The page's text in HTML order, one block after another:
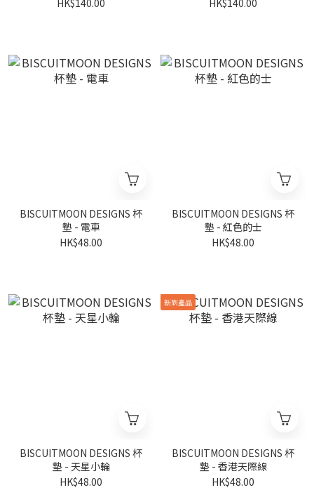
HK$140.00
HK$140.00
BISCUITMOON DESIGNS 杯
墊 - 電車
HK$48.00
BISCUITMOON DESIGNS 杯
墊 - 紅色的士
HK$48.00
BISCUITMOON DESIGNS 杯
墊 - 天星小輪
HK$48.00
新到產品
BISCUITMOON DESIGNS 杯
墊 - 香港天際線
HK$48.00